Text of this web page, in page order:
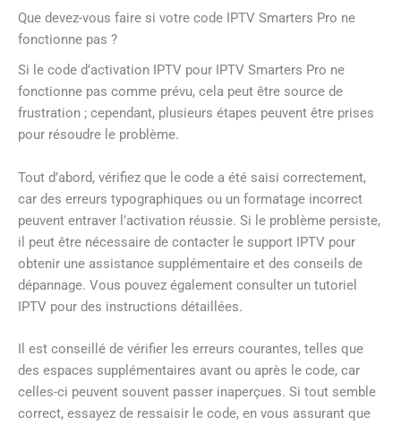
Que devez-vous faire si votre code IPTV Smarters Pro ne
fonctionne pas ?
Si le code d’activation IPTV pour IPTV Smarters Pro ne
fonctionne pas comme prévu, cela peut être source de
frustration ; cependant, plusieurs étapes peuvent être prises
pour résoudre le problème.
Tout d’abord, vérifiez que le code a été saisi correctement,
car des erreurs typographiques ou un formatage incorrect
peuvent entraver l’activation réussie. Si le problème persiste,
il peut être nécessaire de contacter le support IPTV pour
obtenir une assistance supplémentaire et des conseils de
dépannage. Vous pouvez également consulter un tutoriel
IPTV pour des instructions détaillées.
Il est conseillé de vérifier les erreurs courantes, telles que
des espaces supplémentaires avant ou après le code, car
celles-ci peuvent souvent passer inaperçues. Si tout semble
correct, essayez de ressaisir le code, en vous assurant que